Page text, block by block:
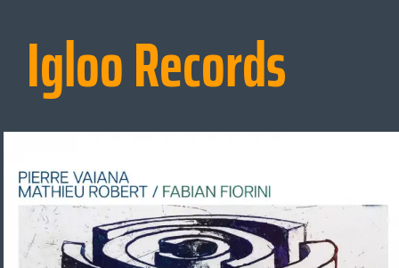
Igloo Records